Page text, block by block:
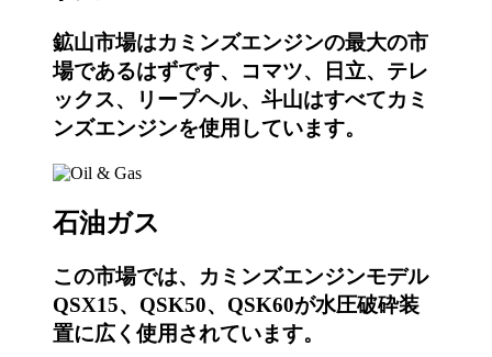
鉱山市場はカミンズエンジンの最大の市
場であるはずです、コマツ、日立、テレ
ックス、リープヘル、斗山はすべてカミ
ンズエンジンを使用しています。
石油ガス
この市場では、カミンズエンジンモデル
QSX15、QSK50、QSK60が水圧破砕装
置に広く使用されています。